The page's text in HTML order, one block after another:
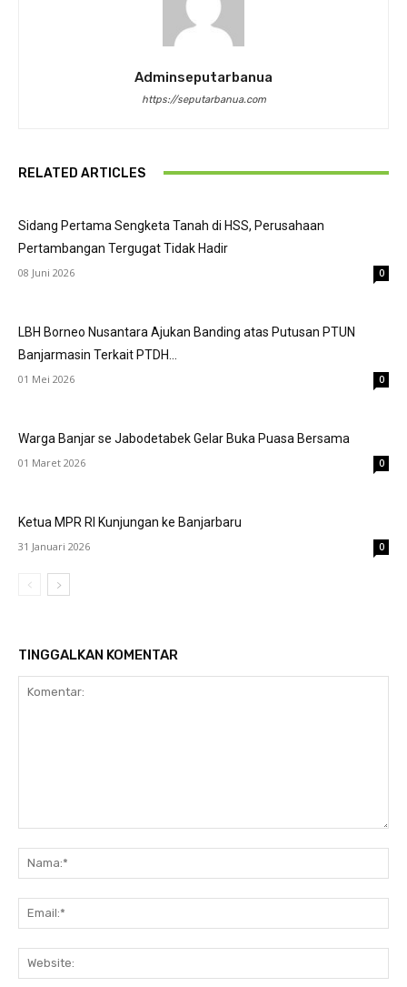
Adminseputarbanua
https://seputarbanua.com
RELATED ARTICLES
Sidang Pertama Sengketa Tanah di HSS, Perusahaan
Pertambangan Tergugat Tidak Hadir
08 Juni 2026 0
LBH Borneo Nusantara Ajukan Banding atas Putusan PTUN
Banjarmasin Terkait PTDH...
01 Mei 2026 0
Warga Banjar se Jabodetabek Gelar Buka Puasa Bersama
01 Maret 2026 0
Ketua MPR RI Kunjungan ke Banjarbaru
31 Januari 2026 0
TINGGALKAN KOMENTAR